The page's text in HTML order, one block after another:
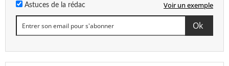
Astuces de la rédac Voir un exemple